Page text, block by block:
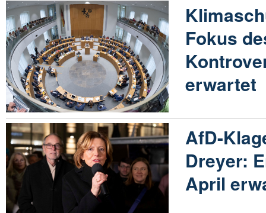
Fokus
erwartet
AfD-
Dreyer:
April